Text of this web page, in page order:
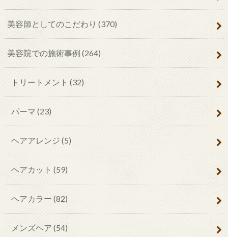
美容師としてのこだわり (370)
美容院での施術事例 (264)
トリートメント (32)
パーマ (23)
ヘアアレンジ (5)
ヘアカット (59)
ヘアカラー (82)
メンズヘア (54)